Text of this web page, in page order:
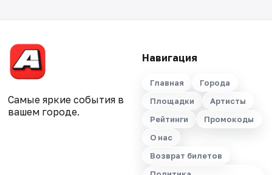
Самые яркие события в
вашем городе.
Навигация
Главная
Города
Площадки
Артисты
Рейтинги
Промокоды
О нас
Возврат билетов